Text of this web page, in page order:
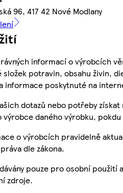
96, 417 42 Nové Modlany
informací o výrobcích
složek potravin, obsahu živin,
informace poskytnuté na
dotazů nebo potřeby
výrobce daného výrobku,
o výrobcích pravidelně
dle zákona.
pouze pro osobní
zdroje.